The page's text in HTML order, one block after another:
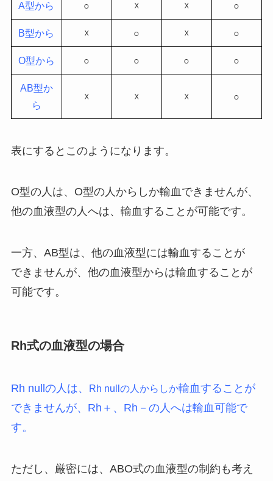
A型から ○ ☓ ☓ ○
B型から ☓ ○ ☓ ○
O型から ○ ○ ○ ○
AB型か
ら
☓ ☓ ☓ ○
表にするとこのようになります。
O型の人は、O型の人からしか輸血できませんが、
他の血液型の人へは、輸血することが可能です。
一方、AB型は、他の血液型には輸血することが
できませんが、他の血液型からは輸血することが
可能です。
Rh式の血液型の場合
Rh nullの人は、 Rh nullの人からしか輸血することが
できませんが、Rh＋、Rh－の人へは輸血可能で
す。
ただし、厳密には、ABO式の血液型の制約も考え